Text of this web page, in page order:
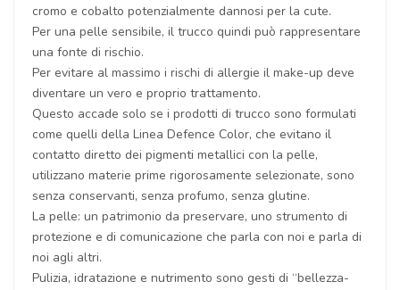
cromo e cobalto potenzialmente dannosi per la cute.
Per una pelle sensibile, il trucco quindi può rappresentare
una fonte di rischio.
Per evitare al massimo i rischi di allergie il make-up deve
diventare un vero e proprio trattamento.
Questo accade solo se i prodotti di trucco sono formulati
come quelli della Linea Defence Color, che evitano il
contatto diretto dei pigmenti metallici con la pelle,
utilizzano materie prime rigorosamente selezionate, sono
senza conservanti, senza profumo, senza glutine.
La pelle: un patrimonio da preservare, uno strumento di
protezione e di comunicazione che parla con noi e parla di
noi agli altri.
Pulizia, idratazione e nutrimento sono gesti di “bellezza-